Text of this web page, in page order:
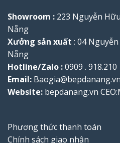
Showroom : 223 Nguyễn
Nẵng
Xưởng sản xuất : 04
Nẵng
Hotline/Zalo :0909 . 918.210
Email: Baogia@bepdanang.vn
Website: bepdanang.vn CEO:
Phương thức thanh toán
Chính sách giao nhận